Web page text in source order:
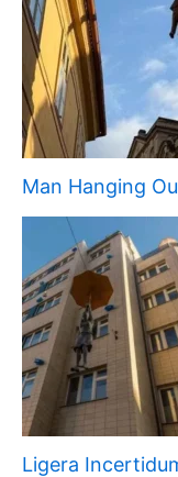
Man Hanging
Ligera